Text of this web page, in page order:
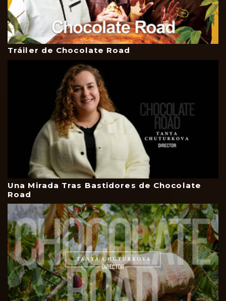
Tráiler de Chocolate Road
Una Mirada Tras Bastidores de Chocolate
Road